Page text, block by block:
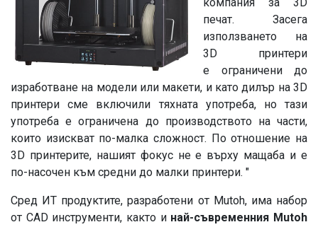
печат. Засега
използването на
3D принтери
е ограничени до
изработване на модели или макети, и като дилър на 3D
принтери сме включили тяхната употреба, но тази
употреба е ограничена до производството на части,
които изискват по-малка сложност. По отношение на
3D принтерите, нашият фокус не е върху мащаба и е
по-насочен към средни до малки принтери. "
Сред ИТ продуктите, разработени от Mutoh, има набор
от CAD инструменти, както и най-съвременния Mutoh